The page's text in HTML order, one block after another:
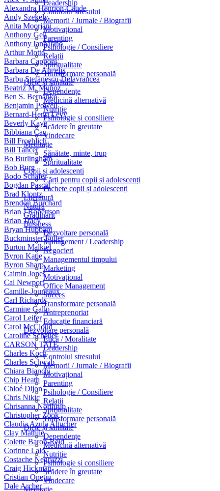
Leadership
Controlul stresului
Memorii / Jurnale / Biografii
Motivațional
Parenting
Psihologie / Consiliere
Relații
Spiritualitate
Transformare personală
Diete și sănătate
Dependențe
Medicină alternativă
Nutriție
Psihologie și consiliere
Scădere în greutate
Vindecare
Meditație
Sănătate, minte, trup
Spiritualitate
Copii si adolescenti
Cărți pentru copii și adolescenți
Pachete copii și adolescenți
Literatură
Natură
Grădinărit
Business
Dezvoltare personală
Management / Leadership
Negocieri
Managementul timpului
Marketing
Motivațional
Office Management
Succes
Transformare personală
Antreprenoriat
Educație financiară
Dezvoltare personală
Etică / Moralitate
Leadership
Controlul stresului
Memorii / Jurnale / Biografii
Motivațional
Parenting
Psihologie / Consiliere
Relații
Spiritualitate
Transformare personală
Diete și sănătate
Dependențe
Medicină alternativă
Nutriție
Psihologie și consiliere
Scădere în greutate
Vindecare
Alexandra Henrion-Caude
Andy Szekely
Anita Moorjani
Anthony Gell
Anthony Iannarino
Arthur Motté
Barbara Capponi
Barbara De Angelis
Barbu Ştefănescu-Delavrancea
Beatriz M. Muñoz
Ben S. Bernanke
Benjamin Powell
Bernard-Henri Lévy
Beverly Kaye
Bibbiana Cau
Bill Froehlich
Bill Tancer
Bo Burlingham
Bob Burg
Bodo Schäfer
Bogdan Pascal
Brad Klontz
Brendon Burchard
Brian J Robertson
Brian Tracy
Bryan Hubbard
Buckminster Fuller
Burton Malkiel
Byron Katie
Byron Sharp
Caimin Jones
Cal Newport
Camille-Jouneaux
Carl Richards
Carmine Gallo
Carol Leifer
Carol McCloud
Caroline Scheuer
CARSON TATE
Charles Koch
Charles Schwab
Chiara Bianchi
Chip Heath
Chloé Dijon
Chris Nikic
Chrisanna Northrup
Christopher Zook
Claudia Azula Altucher
Clay Mathile
Colette Baron-Reid
Corinne Lalo
Costache Negruzzi
Craig Hickman
Cristian Onețiu
Dale Archer